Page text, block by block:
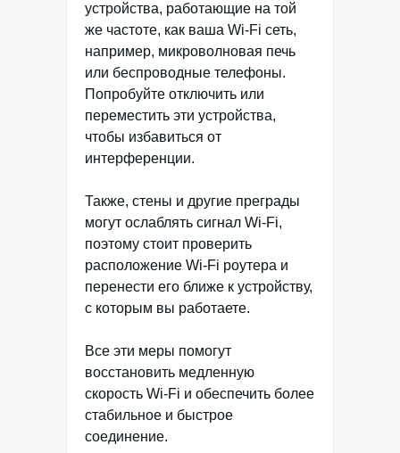
устройства, работающие на той
же частоте, как ваша Wi-Fi сеть,
например, микроволновая печь
или беспроводные телефоны.
Попробуйте отключить или
переместить эти устройства,
чтобы избавиться от
интерференции.
Также, стены и другие преграды
могут ослаблять сигнал Wi-Fi,
поэтому стоит проверить
расположение Wi-Fi роутера и
перенести его ближе к устройству,
с которым вы работаете.
Все эти меры помогут
восстановить медленную
скорость Wi-Fi и обеспечить более
стабильное и быстрое
соединение.